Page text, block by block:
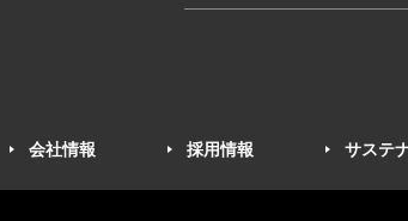
会社情報 採用情報 サステ